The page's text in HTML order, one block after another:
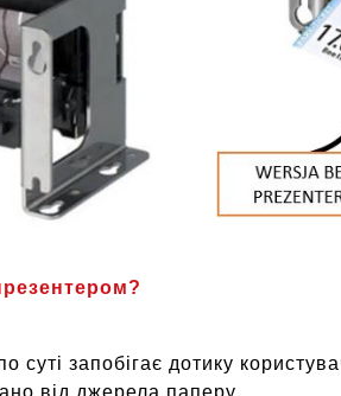
суті запобігає дотику